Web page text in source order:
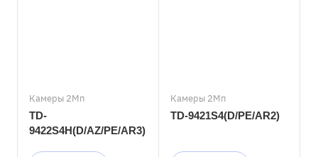
Камеры 2Мп
TD-
9422S4H(D/AZ/PE/AR3)
Камеры 2Мп
TD-9421S4(D/PE/AR2)